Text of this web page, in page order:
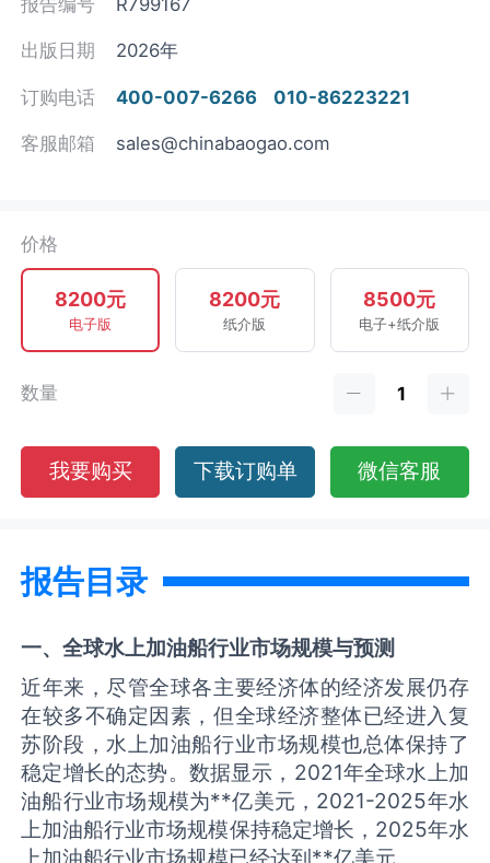
报告编号 R799167
出版日期 2026年
订购电话 400-007-6266 010-86223221
客服邮箱 sales@chinabaogao.com
价格
8200元
电子版
8200元
纸介版
8500元
电子+纸介版
数量
我要购买 下载订购单 微信客服
报告目录
一、全球水上加油船行业市场规模与预测
近年来，尽管全球各主要经济体的经济发展仍存
在较多不确定因素，但全球经济整体已经进入复
苏阶段，水上加油船行业市场规模也总体保持了
稳定增长的态势。数据显示，2021年全球水上加
油船行业市场规模为**亿美元，2021-2025年水
上加油船行业市场规模保持稳定增长，2025年水
上加油船行业市场规模已经达到**亿美元。